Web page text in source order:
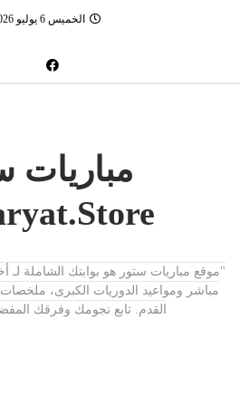
الخميس 6 يوليو 2026
مباريات
"موقع مباريات ستور هو بوابتك الشاملة لـ
مباشر ومواعيد الدوريات الكبرى،
القدم. تابع نجومك وفرقك